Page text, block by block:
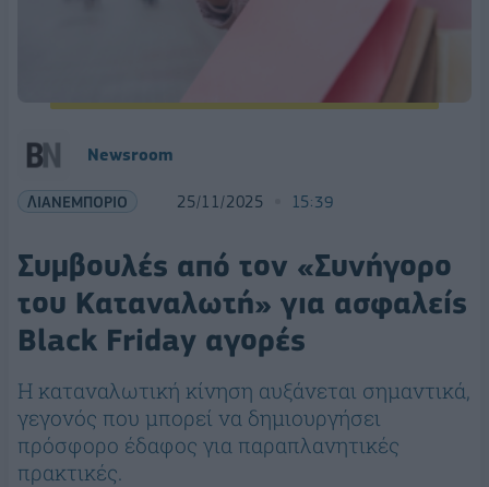
Newsroom
ΛΙΑΝΕΜΠΟΡΙΟ 25/11/2025 15:39
Συμβουλές από τον «Συνήγορο
του Καταναλωτή» για ασφαλείς
Black Friday αγορές
Η καταναλωτική κίνηση αυξάνεται σημαντικά,
γεγονός που μπορεί να δημιουργήσει
πρόσφορο έδαφος για παραπλανητικές
πρακτικές.